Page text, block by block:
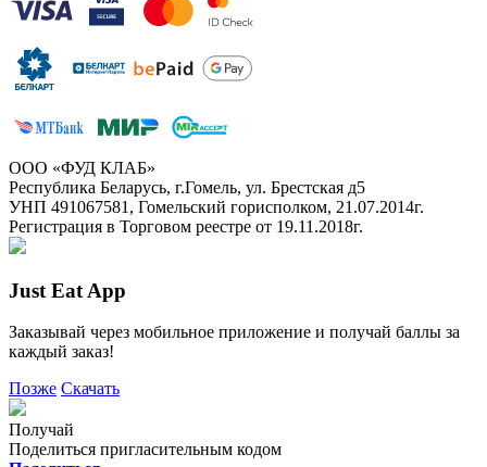
ООО «ФУД КЛАБ»
Республика Беларусь, г.Гомель, ул. Брестская д5
УНП 491067581, Гомельский горисполком, 21.07.2014г.
Регистрация в Торговом реестре от 19.11.2018г.
Just Eat App
Заказывай через мобильное приложение и получай баллы за
каждый заказ!
Позже Скачать
Получай
Поделиться пригласительным кодом